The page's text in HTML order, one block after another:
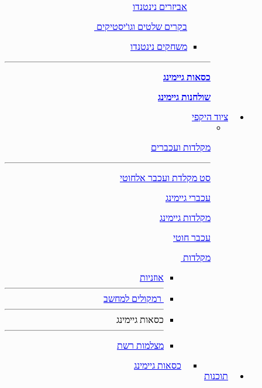
אביזרים נינטנדו
בקרים שלטים וגו'יסטיקים
משחקים נינטנדו
כסאות גיימינג
שולחנות גיימינג
ציוד היקפי
מקלדות ועכברים
סט מקלדת ועכבר אלחוטי
עכברי גיימינג
מקלדות גיימינג
עכבר חוטי
מקלדות
אוזניות
רמקולים למחשב
כסאות גיימינג
מצלמות רשת
כסאות גיימינג
תוכנות